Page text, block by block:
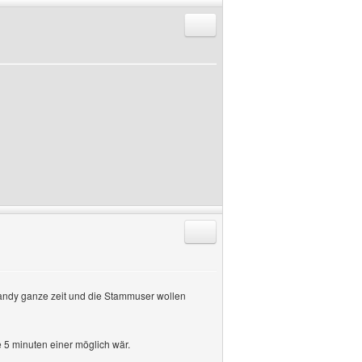
ganze zeit und die Stammuser wollen
minuten einer möglich wär.